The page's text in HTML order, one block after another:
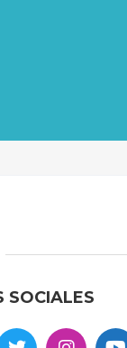
SOCIALES